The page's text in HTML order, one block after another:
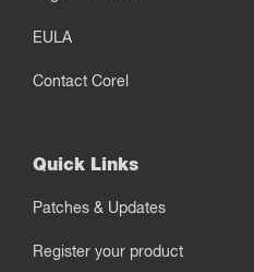
EULA
Contact Corel
Quick Links
Patches & Updates
Register your product